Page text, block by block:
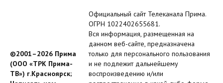
©2001–2026 Прима
(ООО «ТРК Прима-
ТВ») г.Красноярск;
Официальный сайт Телеканала Прима.
ОГРН 1022402655681.
Вся информация, размещенная на
данном веб-сайте, предназначена
только для персонального пользования
и не подлежит дальнейшему
воспроизведению и/или